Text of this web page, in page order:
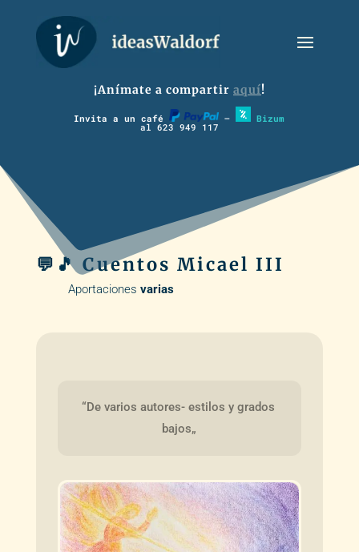
¡Anímate a compartir aquí!
Invita a un café – Bizum
al 623 949 117
💬🎵 Cuentos Micael III
Aportaciones varias
“De varios autores- estilos y grados
bajos„